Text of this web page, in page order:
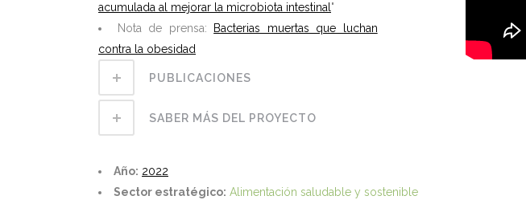
acumulada al mejorar la microbiota intestinal "
Nota de prensa:
Bacterias muertas que luchan
contra la obesidad
PUBLICACIONES
SABER MÁS DEL PROYECTO
Año: 2022
Sector estratégico: Alimentación saludable y sostenible